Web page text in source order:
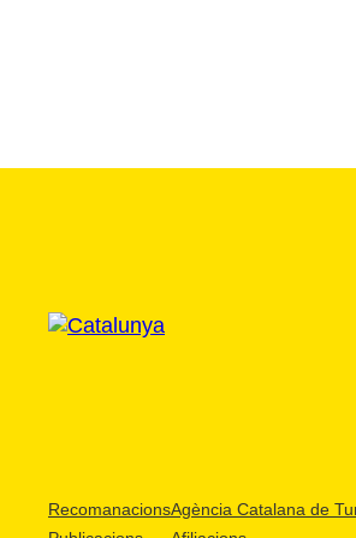
RecomanacionsAgència Catalana de